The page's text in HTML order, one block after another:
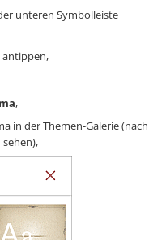
unteren Symbolleiste
,
in der Themen-Galerie (nach